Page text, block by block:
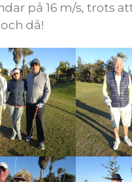
på 16 m/s, trots
då!